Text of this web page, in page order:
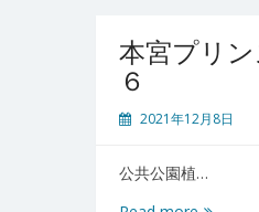
日
目
１
０
本宮プリ
６
2021年12月8日
公共公園植…